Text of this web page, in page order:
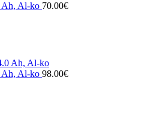
Ah, Al-ko 70.00€
Ah, Al-ko 98.00€